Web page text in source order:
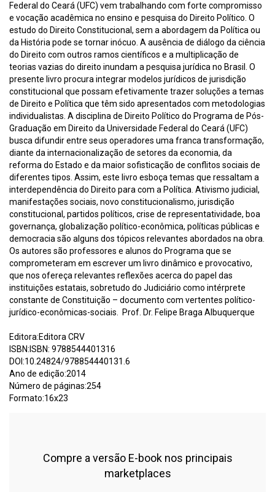
Federal do Ceará (UFC) vem trabalhando com forte compromisso
e vocação acadêmica no ensino e pesquisa do Direito Político. O
estudo do Direito Constitucional, sem a abordagem da Política ou
da História pode se tornar inócuo. A ausência de diálogo da ciência
do Direito com outros ramos científicos e a multiplicação de
teorias vazias do direito inundam a pesquisa jurídica no Brasil. O
presente livro procura integrar modelos jurídicos de jurisdição
constitucional que possam efetivamente trazer soluções a temas
de Direito e Política que têm sido apresentados com metodologias
individualistas. A disciplina de Direito Político do Programa de Pós-
Graduação em Direito da Universidade Federal do Ceará (UFC)
busca difundir entre seus operadores uma franca transformação,
diante da internacionalização de setores da economia, da
reforma do Estado e da maior sofisticação de conflitos sociais de
diferentes tipos. Assim, este livro esboça temas que ressaltam a
interdependência do Direito para com a Política. Ativismo judicial,
manifestações sociais, novo constitucionalismo, jurisdição
constitucional, partidos políticos, crise de representatividade, boa
governança, globalização político-econômica, políticas públicas e
democracia são alguns dos tópicos relevantes abordados na obra.
Os autores são professores e alunos do Programa que se
comprometeram em escrever um livro dinâmico e provocativo,
que nos ofereça relevantes reflexões acerca do papel das
instituições estatais, sobretudo do Judiciário como intérprete
constante de Constituição – documento com vertentes político-
jurídico-econômicas-sociais. Prof. Dr. Felipe Braga Albuquerque
Editora:Editora CRV
ISBN:ISBN: 9788544401316
DOI:10.24824/978854440131.6
Ano de edição:2014
Número de páginas:254
Formato:16x23
Compre a versão E-book nos principais
marketplaces